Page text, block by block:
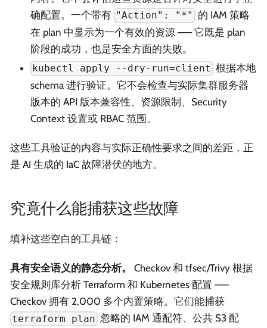
确配置。一个带有 "Action": "*"
的 IAM 策略
在 plan 中显示为一个有效的资源 —— 它既是 plan
阶段的成功，也是安全方面的失败。
kubectl apply --dry-run=client 根据本地
schema 进行验证。它不会检查与实际集群服务器
版本的 API 版本兼容性、资源限制、Security
Context 设置或 RBAC 范围。
这些工具验证的内容与实际正确性要求之间的差距，正
是 AI 生成的 IaC 故障潜伏的地方。
究竟什么能捕获这些故障
填补这些空白的工具链：
具有安全语义的静态分析。
Checkov 和 tfsec/Trivy 根据
安全规则库分析 Terraform 和 Kubernetes 配置 ——
Checkov 拥有 2,000 多个内置策略。它们能捕获
terraform plan 忽略的 IAM 通配符、公共 S3 配